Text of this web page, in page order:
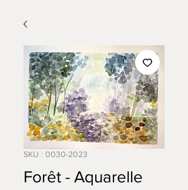
SKU : 0030-2023
Forêt - Aquarelle